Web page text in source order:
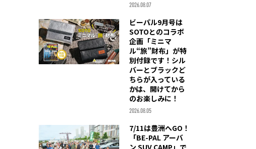
2026.08.07
ビーパル9月号は
SOTOとのコラボ
企画「ミニマ
ル“旅”財布」が特
別付録です！シル
バーとブラックど
ちらが入っている
かは、開けてから
のお楽しみに！
2026.08.05
7/11は豊洲へGO！
「BE-PAL アーバ
ン SUV CAMP」で